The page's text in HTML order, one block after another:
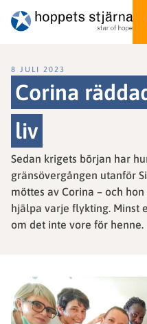
8 JULI 2023
Corina
liv
Sedan krigets början har
gränsövergången utanför
möttes av Corina – och
hjälpa varje flykting. Minst
om det inte vore för henne.